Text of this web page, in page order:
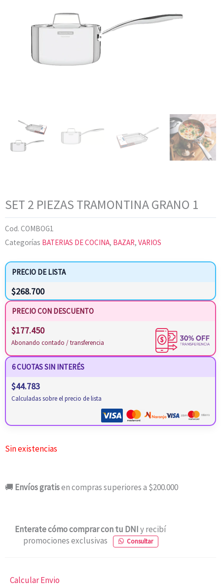
SET 2 PIEZAS TRAMONTINA GRANO 1
Cod. COMBOG1
Categorías BATERIAS DE COCINA, BAZAR, VARIOS
PRECIO DE LISTA
$268.700
PRECIO CON DESCUENTO
$177.450
Abonando contado / transferencia
6 CUOTAS SIN INTERÉS
$44.783
Calculadas sobre el precio de lista
Sin existencias
🚚 Envíos gratisen compras superiores a $200.000
Enterate cómo comprar con tu DNIy recibí
promociones exclusivas
Consultar
Calcular Envio